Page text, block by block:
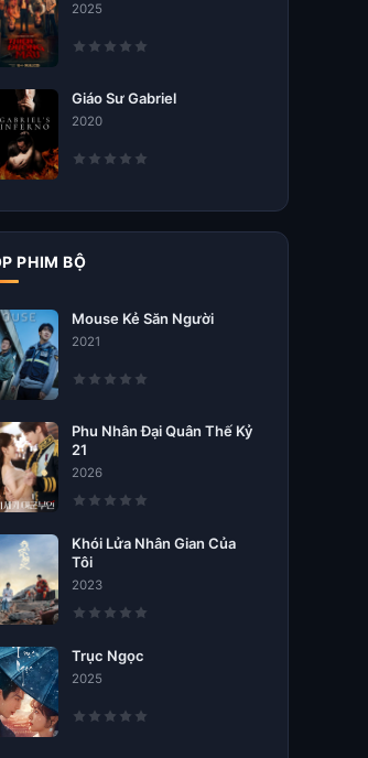
2025
Giáo Sư Gabriel
2020
PHIM BỘ
Mouse Kẻ Săn Người
2021
Phu Nhân Đại Quân Thế Kỷ
21
2026
Khói Lửa Nhân Gian Của
Tôi
2023
Trục Ngọc
2025